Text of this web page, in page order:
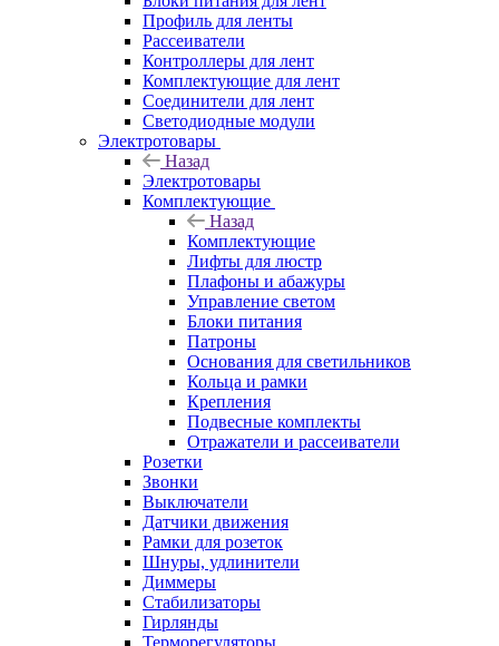
Профиль для ленты
Рассеиватели
Контроллеры для лент
Комплектующие для лент
Соединители для лент
Светодиодные модули
Электротовары
Назад
Электротовары
Комплектующие
Назад
Комплектующие
Лифты для люстр
Плафоны и абажуры
Управление светом
Блоки питания
Патроны
Основания для светильников
Кольца и рамки
Крепления
Подвесные комплекты
Отражатели и рассеиватели
Розетки
Звонки
Выключатели
Датчики движения
Рамки для розеток
Шнуры, удлинители
Диммеры
Стабилизаторы
Гирлянды
Терморегуляторы